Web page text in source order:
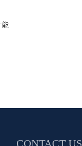
能
CONTACT US